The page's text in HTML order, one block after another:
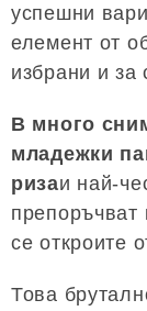
успешни
елемент от
избрани и за
В много
младежки
ризаи най-
препоръчват
се откроите
Това